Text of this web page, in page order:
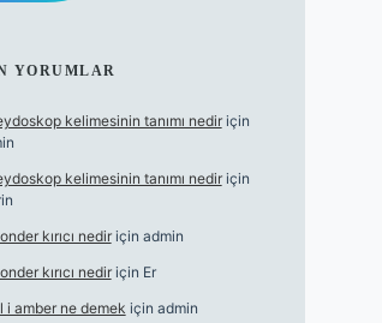
YORUMLAR
kelimesinin tanımı nediriçin
kelimesinin tanımı nediriçin
kırıcı nediriçin admin
kırıcı nediriçin Er
i amber ne demek için admin